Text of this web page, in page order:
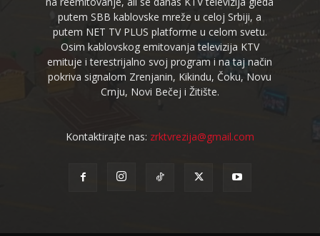
putem SBB kablovske mreže u celoj Srbiji, a
putem NET TV PLUS platforme u celom svetu.
Osim kablovskog emitovanja televizija KTV
emituje i terestrijalno svoj program i na taj način
pokriva signalom Zrenjanin, Kikindu, Čoku, Novu
Crnju, Novi Bečej i Žitište.
Kontaktirajte nas: zrktvrezija@gmail.com